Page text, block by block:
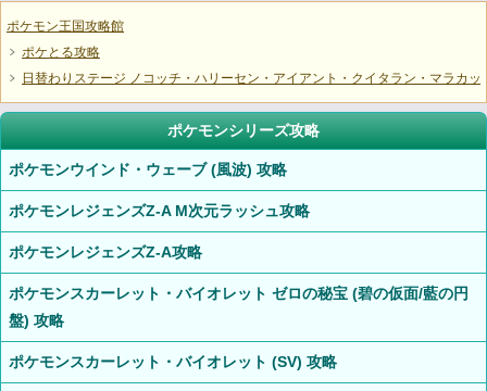
ポケモン王国攻略館
ポケとる攻略
日替わりステージ ノコッチ・ハリーセン・アイアント・クイタラン・マラカッ
ポケモンシリーズ攻略
ポケモンウインド・ウェーブ (風波) 攻略
ポケモンレジェンズZ-A M次元ラッシュ攻略
ポケモンレジェンズZ-A攻略
ポケモンスカーレット・バイオレット ゼロの秘宝 (碧の仮面/藍の円
盤) 攻略
ポケモンスカーレット・バイオレット (SV) 攻略